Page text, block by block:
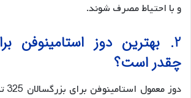
و با احتیاط مصرف شوند.
2. بهترین دوز استامینوفن
چقدر است؟